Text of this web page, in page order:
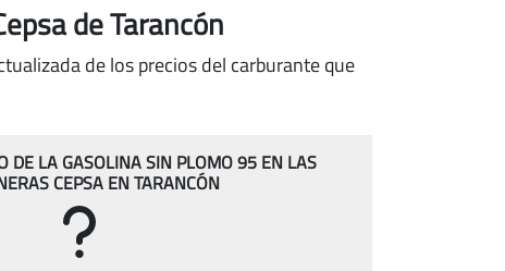
de Tarancón
de los precios del carburante que
DE LA GASOLINA SIN PLOMO 95 EN LAS
CEPSA EN TARANCÓN